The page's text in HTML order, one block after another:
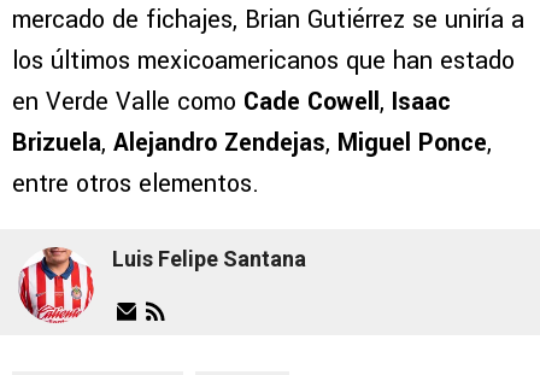
mercado de fichajes, Brian Gutiérrez se uniría a
los últimos mexicoamericanos que han estado
en Verde Valle como Cade Cowell, Isaac
Brizuela, Alejandro Zendejas, Miguel Ponce,
entre otros elementos.
Luis Felipe Santana